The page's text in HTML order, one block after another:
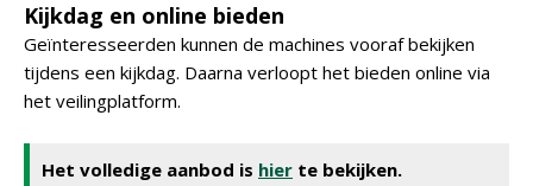
Kijkdag en online bieden
Geïnteresseerden kunnen de machines vooraf bekijken
tijdens een kijkdag. Daarna verloopt het bieden online via
het veilingplatform.
Het volledige aanbod is hier te bekijken.